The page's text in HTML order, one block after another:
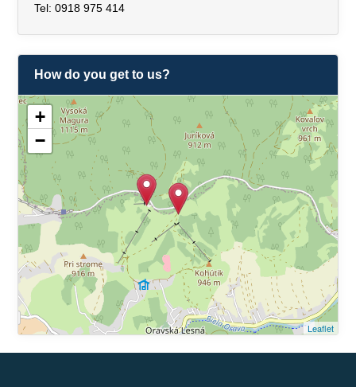
Tel: 0918 975 414
How do you get to us?
+
−
Leaflet